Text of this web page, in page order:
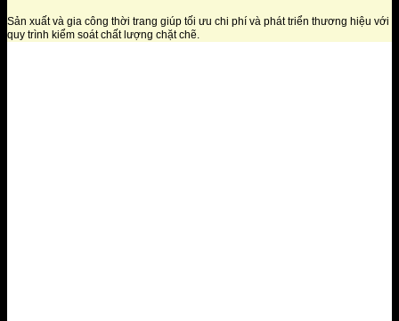
Sản xuất và gia công thời trang giúp tối ưu chi phí và phát triển thương hiệu với
quy trình kiểm soát chất lượng chặt chẽ.